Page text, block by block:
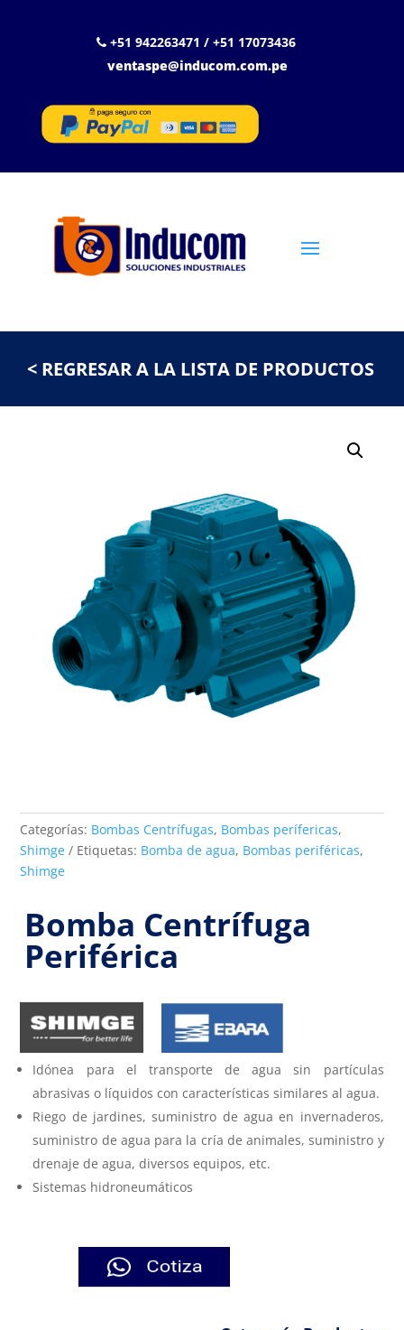
+51 942263471 / +51 17073436
ventaspe@inducom.com.pe
< REGRESAR A LA LISTA DE PRODUCTOS
Categorías: Bombas Centrífugas, Bombas perífericas,
Shimge
Etiquetas: Bomba de agua, Bombas periféricas,
Shimge
Bomba Centrífuga
Periférica
Idónea para el transporte de agua sin partículas
abrasivas o líquidos con características similares al agua.
Riego de jardines, suministro de agua en invernaderos,
suministro de agua para la cría de animales, suministro y
drenaje de agua, diversos equipos, etc.
Sistemas hidroneumáticos